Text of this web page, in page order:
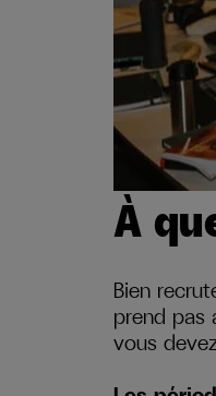
À
Bien
prend pas
vous